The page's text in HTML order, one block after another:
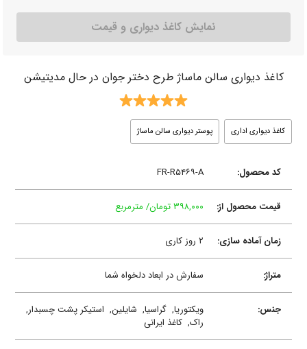
نمایش کاغذ دیواری و قیمت
کاغذ دیواری سالن ماساژ طرح دختر جوان در حال مدیتیشن
کاغذ دیواری اداری پوستر دیواری سالن ماساژ
کد محصول: FR-R۵۴۶۹-A
قیمت محصول از: ۳۹۸,۰۰۰ تومان/ مترمربع
زمان آماده سازی: ۲ روز کاری
متراژ: سفارش در ابعاد دلخواه شما
جنس: ویکتوریا,گراسیا, شایلین, استیکر پشت چسبدار,
راک,کاغذ ایرانی